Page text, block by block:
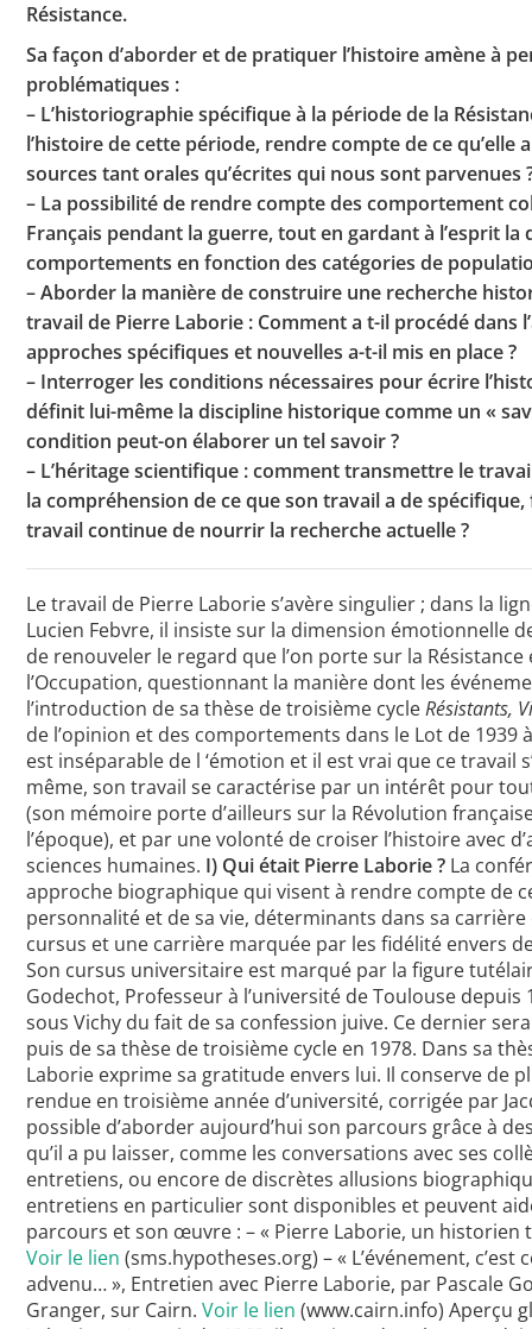
Résistance.
Sa façon d’aborder et de pratiquer l’histoire amène à
problématiques :
– L’historiographie spécifique à la période de la
l’histoire de cette période, rendre compte de ce qu’elle
sources tant orales qu’écrites qui nous sont parvenues
– La possibilité de rendre compte des comportement
Français pendant la guerre, tout en gardant à l’esprit la
comportements en fonction des catégories de
– Aborder la manière de construire une recherche
travail de Pierre Laborie : Comment a t-il procédé dans
approches spécifiques et nouvelles a-t-il mis en place ?
– Interroger les conditions nécessaires pour écrire
définit lui-même la discipline historique comme un «
condition peut-on élaborer un tel savoir ?
– L’héritage scientifique : comment transmettre le
la compréhension de ce que son travail a de
travail continue de nourrir la recherche actuelle ?
Le travail de Pierre Laborie s’avère singulier ; dans la
Lucien Febvre, il insiste sur la dimension émotionnelle
de renouveler le regard que l’on porte sur la
l’Occupation, questionnant la manière dont les
l’introduction de sa thèse de troisième cycleRésistants,
de l’opinion et des comportements dans le Lot de 1939
est inséparable de l ‘émotion et il est vrai que ce travail
même, son travail se caractérise par un intérêt pour
(son mémoire porte d’ailleurs sur la Révolution
l’époque), et par une volonté de croiser l’histoire avec
sciences humaines. I) Qui était Pierre Laborie ? La
approche biographique qui visent à rendre compte de
personnalité et de sa vie, déterminants dans sa carrière
cursus et une carrière marquée par les fidélité envers
Son cursus universitaire est marqué par la figure
Godechot, Professeur à l’université de Toulouse
sous Vichy du fait de sa confession juive. Ce dernier
puis de sa thèse de troisième cycle en 1978. Dans sa
Laborie exprime sa gratitude envers lui. Il conserve de
rendue en troisième année d’université, corrigée par
possible d’aborder aujourd’hui son parcours grâce à
qu’il a pu laisser, comme les conversations avec ses
entretiens, ou encore de discrètes allusions
entretiens en particulier sont disponibles et peuvent
parcours et son œuvre : – « Pierre Laborie, un historien
Voir le lien (sms.hypotheses.org) – « L’événement, c’est
advenu… », Entretien avec Pierre Laborie, par Pascale
Granger, sur Cairn.Voir le lien (www.cairn.info) Aperçu